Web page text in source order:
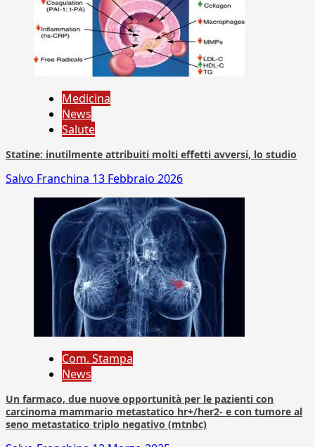
Medicina
News
Salute
Statine: inutilmente attribuiti molti effetti avversi, lo studio
Salvo Franchina 13 Febbraio 2026
Com. Stampa
News
Un farmaco, due nuove opportunità per le pazienti con
carcinoma mammario metastatico hr+/her2- e con tumore al
seno metastatico triplo negativo (mtnbc)